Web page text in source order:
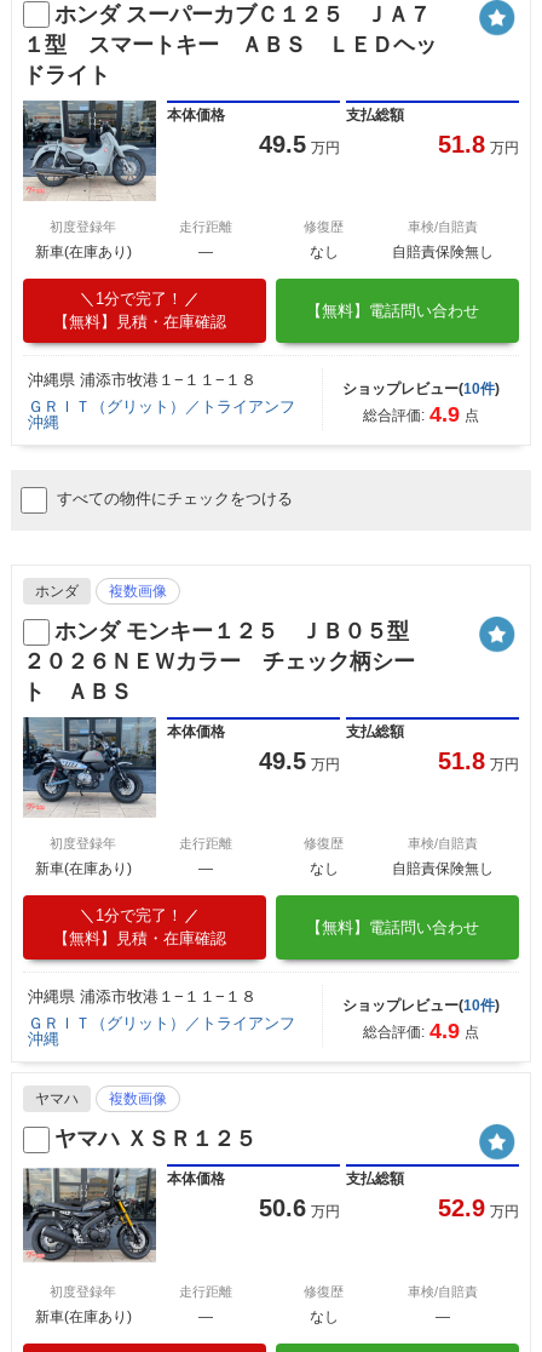
ホンダ スーパーカブＣ１２５ ＪＡ７
１型 スマートキー ＡＢＳ ＬＥＤヘッ
ドライト
本体価格
49.5 万円
支払総額
51.8 万円
初度登録年
新車(在庫あり)
走行距離
―
修復歴
なし
車検/自賠責
自賠責保険無し
1分で完了！
【無料】見積・在庫確認
【無料】電話問い合わせ
沖縄県 浦添市牧港１−１１−１８
ＧＲＩＴ（グリット）／トライアンフ
沖縄
ショップレビュー(10件)
総合評価: 4.9 点
すべての物件にチェックをつける
ホンダ 複数画像
ホンダ モンキー１２５ ＪＢ０５型
２０２６ＮＥＷカラー チェック柄シー
ト ＡＢＳ
本体価格
49.5 万円
支払総額
51.8 万円
初度登録年
新車(在庫あり)
走行距離
―
修復歴
なし
車検/自賠責
自賠責保険無し
1分で完了！
【無料】見積・在庫確認
【無料】電話問い合わせ
沖縄県 浦添市牧港１−１１−１８
ＧＲＩＴ（グリット）／トライアンフ
沖縄
ショップレビュー(10件)
総合評価: 4.9 点
ヤマハ 複数画像
ヤマハ ＸＳＲ１２５
本体価格
50.6 万円
支払総額
52.9 万円
初度登録年
新車(在庫あり)
走行距離
―
修復歴
なし
車検/自賠責
―